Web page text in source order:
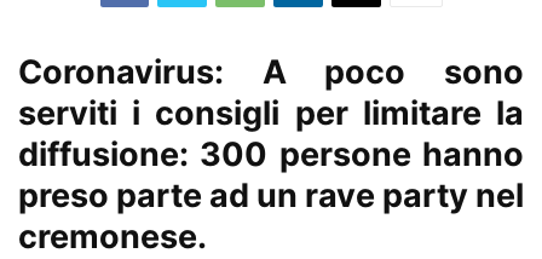
Coronavirus: A poco sono
serviti i consigli per limitare la
diffusione: 300 persone hanno
preso parte ad un rave party nel
cremonese.